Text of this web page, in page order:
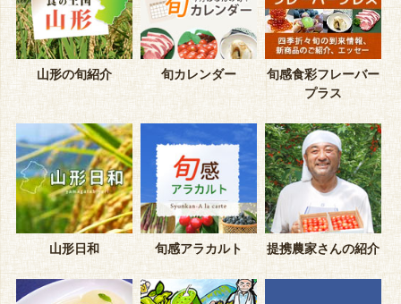
山形の旬紹介 旬カレンダー
旬感食彩フレーバー
プラス
山形日和 旬感アラカルト 提携農家さんの紹介